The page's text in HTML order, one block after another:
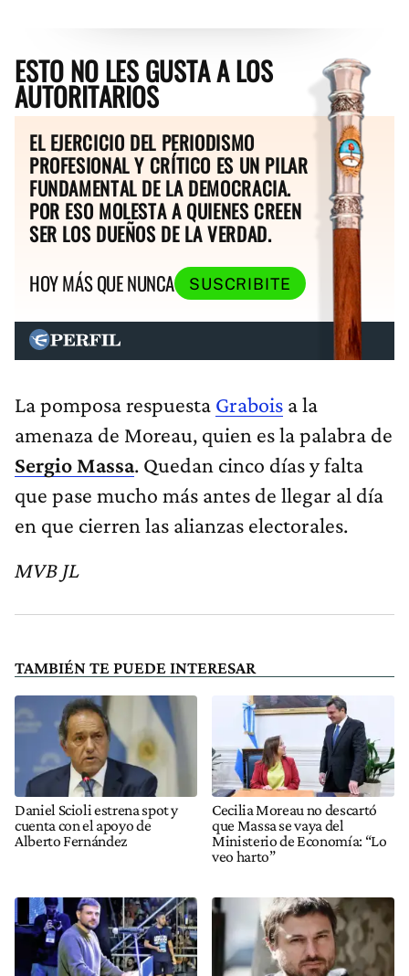
ESTO NO LES GUSTA A LOS
AUTORITARIOS
EL EJERCICIO DEL PERIODISMO
PROFESIONAL Y CRÍTICO ES UN PILAR
FUNDAMENTAL DE LA DEMOCRACIA.
POR ESO MOLESTA A QUIENES CREEN
SER LOS DUEÑOS DE LA VERDAD.
HOY MÁS QUE NUNCA
SUSCRIBITE
La pomposa respuesta Grabois a la
amenaza de Moreau, quien es la palabra de
Sergio Massa. Quedan cinco días y falta
que pase mucho más antes de llegar al día
en que cierren las alianzas electorales.
MVB JL
TAMBIÉN TE PUEDE INTERESAR
Daniel Scioli estrena spot y
cuenta con el apoyo de
Alberto Fernández
Cecilia Moreau no descartó
que Massa se vaya del
Ministerio de Economía: “Lo
veo harto”